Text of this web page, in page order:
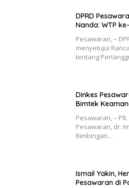
DPRD
Nanda: WTP
Pesawaran, –
menyetujui
tentang
Dinkes
Bimtek
Pesawaran, –
Pesawaran, dr.
Bimbingan…
Ismail Yakin,
Pesawaran di